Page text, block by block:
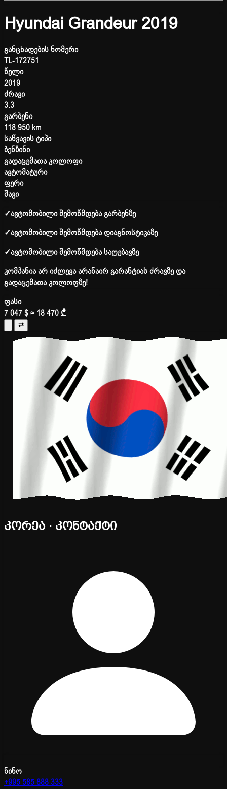
Hyundai Grandeur 2019
განცხადების ნომერი
TL-172751
წელი
2019
ძრავი
3.3
გარბენი
118 950 km
საწვავის ტიპი
ბენზინი
გადაცემათა კოლოფი
ავტომატური
ფერი
შავი
✓ავტომობილი შემოწმდება გარბენზე
✓ავტომობილი შემოწმდება დიაგნოსტიკაზე
✓ავტომობილი შემოწმდება საღებავზე
კომპანია არ იძლევა არანაირ გარანტიას ძრავზე და
გადაცემათა კოლოფზე!
ფასი
7 047 $≈ 18 470 ₾
⇄
კორეა · კონტაქტი
ნინო
+995 585 888 333